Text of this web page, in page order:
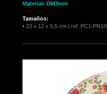
Material: DM3mm
Tamaños:
• 23 x 12 x 5,5 cm | ref: PC1-PN10